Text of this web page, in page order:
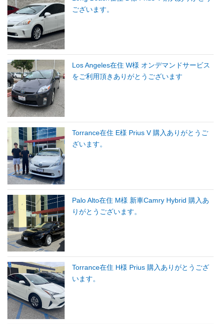
ございます。
Los Angeles在住 W様 オンデマンドサービス
をご利用頂きありがとうございます
Torrance在住 E様 Prius V 購入ありがとうご
ざいます。
Palo Alto在住 M様 新車Camry Hybrid 購入あ
りがとうございます。
Torrance在住 H様 Prius 購入ありがとうござ
います。